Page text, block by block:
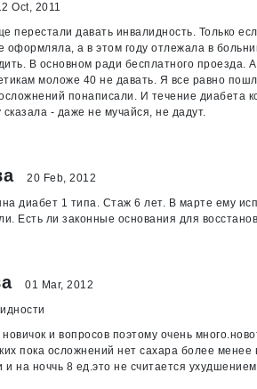
Oct, 2011
перестали давать инвалидность. Только
оформляла, а в этом году отлежала в
В основном ради бесплатного проезда.
моложе 40 не давать. Я все равно
понаписали. И течение диабета
- даже не мучайся, не дадут.
20 Feb, 2012
диабет 1 типа. Стаж 6 лет. В марте ему
Есть ли законные основания для
01 Mar, 2012
и вопросов поэтому очень
пока осложнений нет сахара более
на ноччь 8 ед.это не считается ухудшением